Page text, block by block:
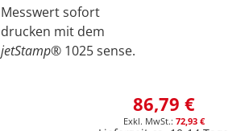
Messwert sofort
drucken mit dem
jetStamp® 1025 sense.
86,79 €
72,93 €